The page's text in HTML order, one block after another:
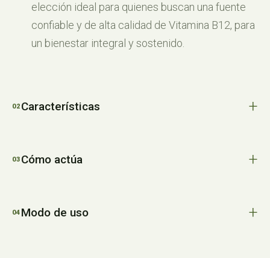
elección ideal para quienes buscan una fuente
confiable y de alta calidad de Vitamina B12, para
un bienestar integral y sostenido.
Características
Cómo actúa
Modo de uso